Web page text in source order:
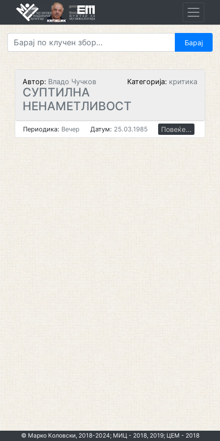
Автор: Владо Чучков Категорија: критика
СУПТИЛНА
НЕНАМЕТЛИВОСТ
Периодика: Вечер Датум: 25.03.1985 Повеќе...
© Марко Коловски, 2018-2024; МИЦ - 2018, 2019; ЦЕМ - 2018